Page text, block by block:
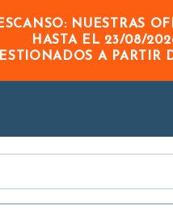
Main
Content
NUESTRAS
HASTA EL 23/08/
A PARTIR